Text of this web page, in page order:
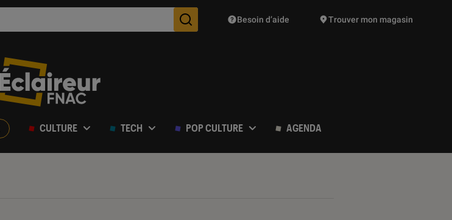
Des suggestions de produits vont vous être proposées
Besoin d’aide Trouver mon magasin
CULTURE TECH POP CULTURE AGENDA